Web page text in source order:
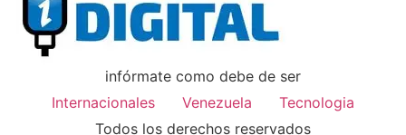
infórmate como debe de ser
Internacionales
Venezuela
Tecnologia
Todos los derechos reservados